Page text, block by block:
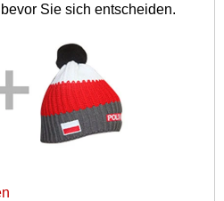
Sie sich entscheiden.